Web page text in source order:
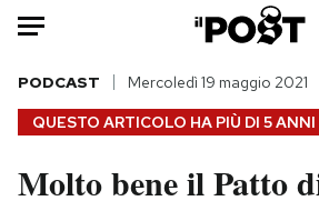
Auto
HOME
Italia
QUESTO ARTICOLO HA PIÙ DI 5 ANNI
PODCAST Mercoledì 19 maggio 2021
Molto bene il Patto